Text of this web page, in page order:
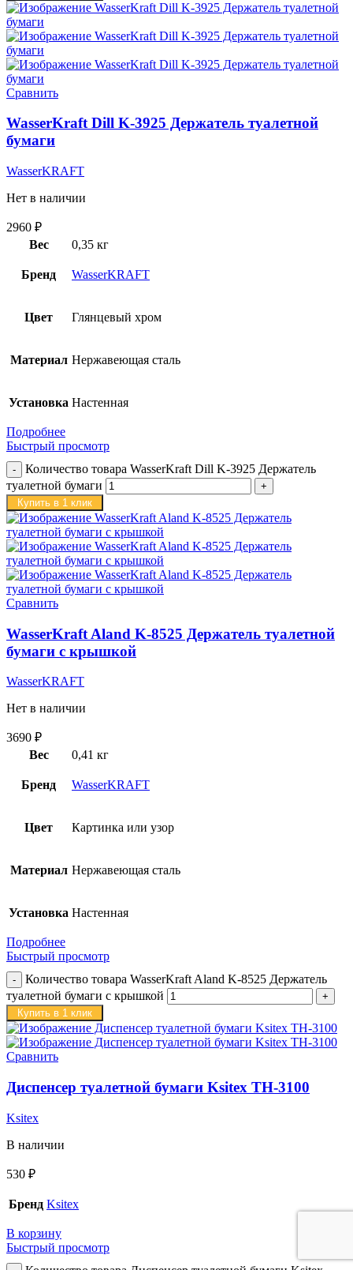
Сравнить
WasserKraft Dill K-3925 Держатель туалетной
бумаги
WasserKRAFT
Нет в наличии
2960 ₽
Вес
0,35 кг
Бренд WasserKRAFT
Цвет Глянцевый хром
Материал Нержавеющая сталь
Установка Настенная
Подробнее
Быстрый просмотр
Количество товара WasserKraft Dill K-3925 Держатель
туалетной бумаги
Купить в 1 клик
Сравнить
WasserKraft Aland K-8525 Держатель туалетной
бумаги с крышкой
WasserKRAFT
Нет в наличии
3690 ₽
Вес
0,41 кг
Бренд WasserKRAFT
Цвет Картинка или узор
Материал Нержавеющая сталь
Установка Настенная
Подробнее
Быстрый просмотр
Количество товара WasserKraft Aland K-8525 Держатель
туалетной бумаги с крышкой
Купить в 1 клик
Сравнить
Диспенсер туалетной бумаги Ksitex TH-3100
Ksitex
В наличии
530 ₽
Бренд Ksitex
В корзину
Быстрый просмотр